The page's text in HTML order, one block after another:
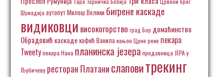
Шумадија аутопут Милош Велики бигрене каскаде
видиковци високогорство град Бор домаћинство
Обрадовић каскаде кафић Ванила кањон Црне реке пекара
Tweetyпекара Нана планинска језера продавница ЈЕРА у
Љубичеву ресторан Платанислаповитрекинг